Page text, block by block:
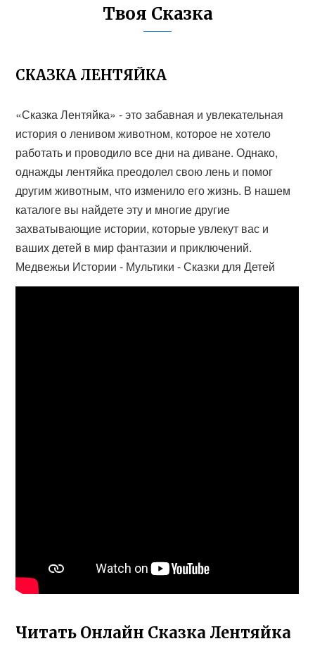
Твоя Сказка
СКАЗКА ЛЕНТЯЙКА
«Сказка Лентяйка» - это забавная и увлекательная
история о ленивом животном, которое не хотело
работать и проводило все дни на диване. Однако,
однажды лентяйка преодолел свою лень и помог
другим животным, что изменило его жизнь. В нашем
каталоге вы найдете эту и многие другие
захватывающие истории, которые увлекут вас и
ваших детей в мир фантазии и приключений.
Медвежьи Истории - Мультики - Сказки для Детей
Читать Онлайн Сказка Лентяйка